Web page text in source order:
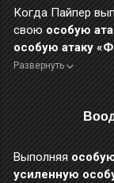
Когда Пайпер
свою особую
особую атаку
шансом 50%
У Сынов Калидона
можем немного
и от переутомления
Развернуть
Выполняя
усиленную